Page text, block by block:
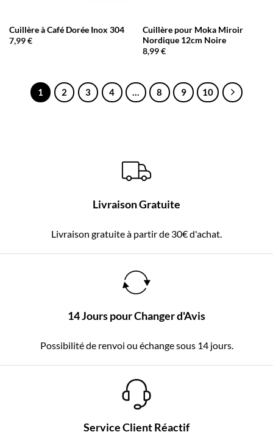
Cuillère à Café Dorée Inox 304
7,99€
Cuillère pour Moka Miroir
Nordique 12cm Noire
8,99€
1 2 3 4 … 8 9 10
Livraison Gratuite
Livraison gratuite à partir de 30€ d'achat.
14 Jours pour Changer d'Avis
Possibilité de renvoi ou échange sous 14 jours.
Service Client Réactif